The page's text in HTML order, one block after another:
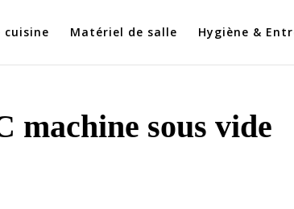
cuisine Matériel de salle Hygiène &
machine sous vide